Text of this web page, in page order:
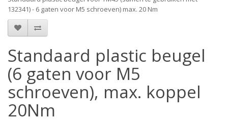
132341) - 6 gaten voor M5 schroeven) max. 20 Nm
Standaard plastic beugel
(6 gaten voor M5
schroeven), max. koppel
20Nm